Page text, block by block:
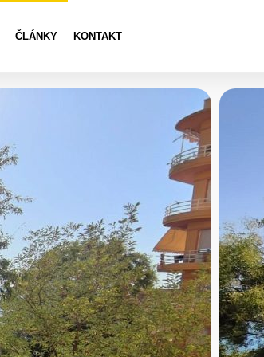
ČLÁNKY KONTAKT